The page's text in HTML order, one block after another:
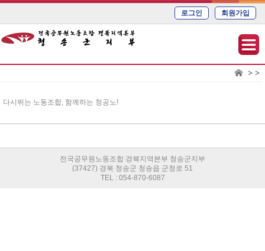
로그인 회원가입
> >
다시뛰는 노동조합, 함께하는 청공노!
전국공무원노동조합 경북지역본부 청송군지부
(37427) 경북 청송군 청송읍 군청로 51
TEL : 054-870-6087